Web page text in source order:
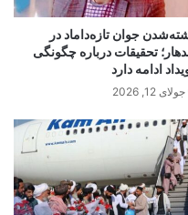
جوان تازه‌داماد در
تحقیقات درباره چگونگی
ادامه دارد
جولای 12, 2026